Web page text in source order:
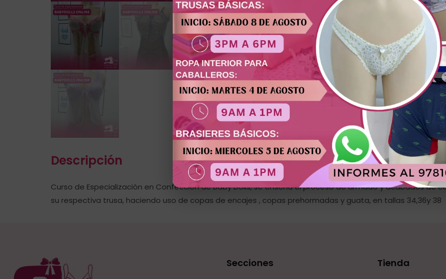
Descripción
Curso de Especialización en Confección de Baby Dolls, se enseña el proceso de armado y acabados de
su respectiva trusa, haciendo uso de copas de encajes , copas prehormadas y guata, en tallas 34,36y 38
Secciones Tienda